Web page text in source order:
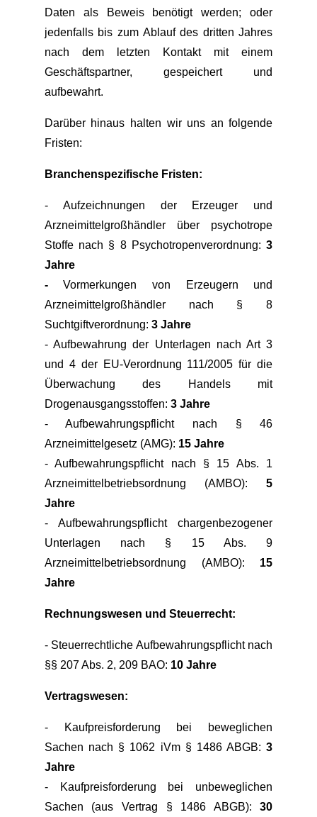
Daten als Beweis benötigt werden; oder
jedenfalls bis zum Ablauf des dritten Jahres
nach dem letzten Kontakt mit einem
Geschäftspartner, gespeichert und
aufbewahrt.
Darüber hinaus halten wir uns an folgende
Fristen:
Branchenspezifische Fristen:
- Aufzeichnungen der Erzeuger und
Arzneimittelgroßhändler über psychotrope
Stoffe nach § 8 Psychotropenverordnung:3
Jahre
-Vormerkungen von Erzeugern und
Arzneimittelgroßhändler nach § 8
Suchtgiftverordnung: 3 Jahre
- Aufbewahrung der Unterlagen nach Art 3
und 4 der EU-Verordnung 111/2005 für die
Überwachung des Handels mit
Drogenausgangsstoffen: 3 Jahre
- Aufbewahrungspflicht nach § 46
Arzneimittelgesetz (AMG): 15 Jahre
- Aufbewahrungspflicht nach § 15 Abs. 1
Arzneimittelbetriebsordnung (AMBO):5
Jahre
- Aufbewahrungspflicht chargenbezogener
Unterlagen nach § 15 Abs. 9
Arzneimittelbetriebsordnung (AMBO): 15
Jahre
Rechnungswesen und Steuerrecht:
- Steuerrechtliche Aufbewahrungspflicht nach
§§ 207 Abs. 2, 209 BAO: 10 Jahre
Vertragswesen:
- Kaufpreisforderung bei beweglichen
Sachen nach § 1062 iVm § 1486 ABGB:3
Jahre
- Kaufpreisforderung bei unbeweglichen
Sachen (aus Vertrag § 1486 ABGB):30